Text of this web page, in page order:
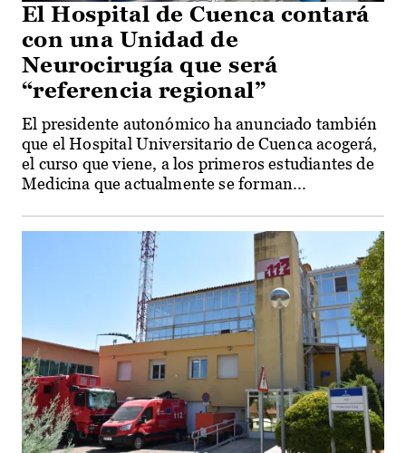
El Hospital de Cuenca contará
con una Unidad de
Neurocirugía que será
“referencia regional”
El presidente autonómico ha anunciado también
que el Hospital Universitario de Cuenca acogerá,
el curso que viene, a los primeros estudiantes de
Medicina que actualmente se forman...